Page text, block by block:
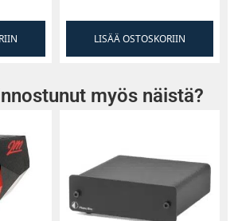
LISÄÄ OSTOSKORIIN
myös näistä?